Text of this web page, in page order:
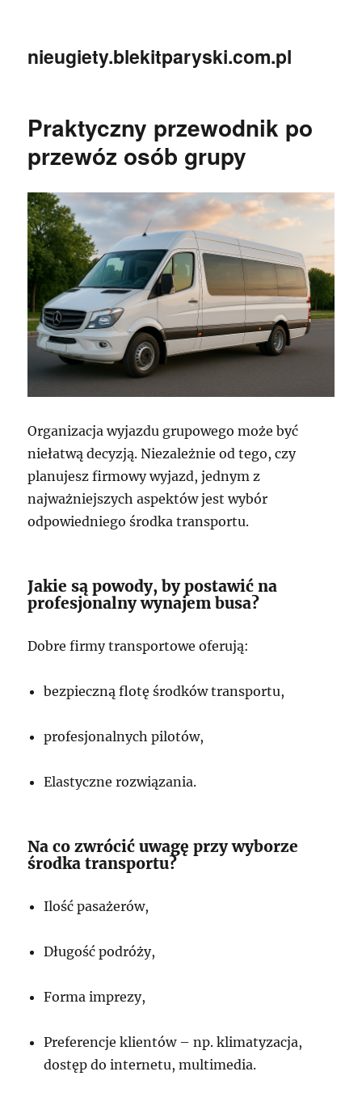
nieugiety.blekitparyski.com.pl
Praktyczny przewodnik po
przewóz osób grupy
Organizacja wyjazdu grupowego może być
niełatwą decyzją. Niezależnie od tego, czy
planujesz firmowy wyjazd, jednym z
najważniejszych aspektów jest wybór
odpowiedniego środka transportu.
Jakie są powody, by postawić na
profesjonalny wynajem busa?
Dobre firmy transportowe oferują:
bezpieczną flotę środków transportu,
profesjonalnych pilotów,
Elastyczne rozwiązania.
Na co zwrócić uwagę przy wyborze
środka transportu?
Ilość pasażerów,
Długość podróży,
Forma imprezy,
Preferencje klientów – np. klimatyzacja,
dostęp do internetu, multimedia.